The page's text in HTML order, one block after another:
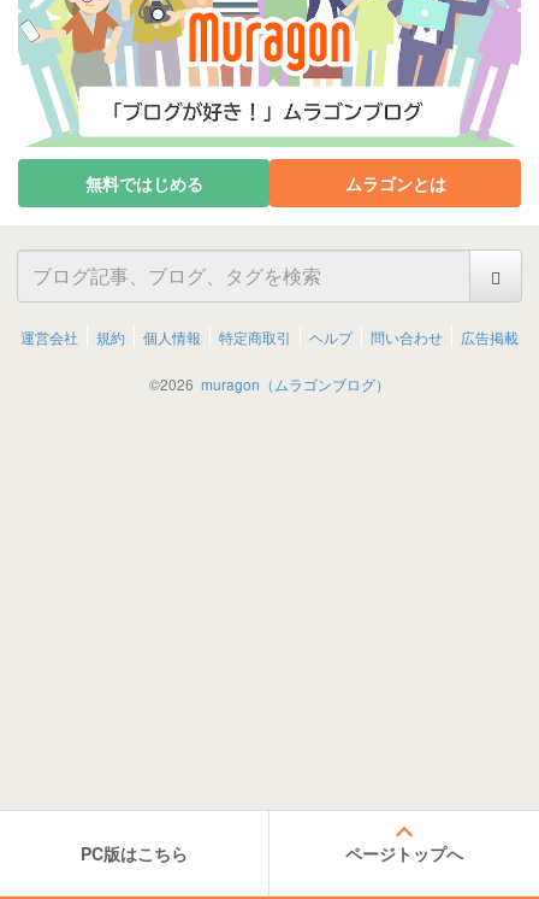
無料ではじめる ムラゴンとは
運営会社 規約 個人情報 特定商取引 ヘルプ 問い合わせ 広告掲載
©2026 muragon（ムラゴンブログ）
PC版はこちら ページトップへ